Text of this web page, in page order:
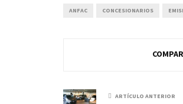
ANFAC CONCESIONARIOS
ARTÍCULO ANTERIOR